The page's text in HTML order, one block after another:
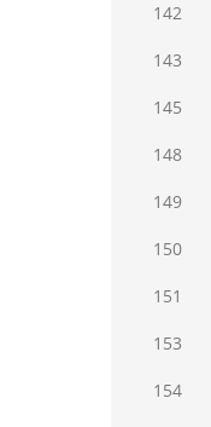
142
143
145
148
149
150
151
153
154